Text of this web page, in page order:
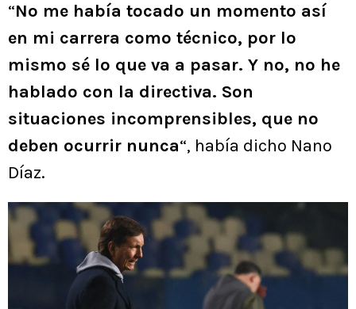
“No me había tocado un momento así
en mi carrera como técnico, por lo
mismo sé lo que va a pasar. Y no, no he
hablado con la directiva. Son
situaciones incomprensibles, que no
deben ocurrir nunca“, había dicho Nano
Díaz.